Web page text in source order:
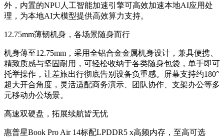
外，内置的NPU人工智能加速引擎可高效加速本地AI应用处
理，为本地AI大模型提供高效算力支持。
12.75mm薄韧机身，各场景随身而行
机身薄至12.75mm，采用全铝合金金属机身设计，兼具便携、
精致质感与坚固耐用，可轻松收纳于各类随身包袋，单手即可
托举操作，让差旅出行彻底告别设备负重感。屏幕支持约180°
超大开合角度，灵活适配商务演示、团队协作、支架办公等多
元移动办公场景。
高速双硬盘，拓展续航皆无忧
惠普星Book Pro Air 14标配LPDDR5 x高频内存，至高可选